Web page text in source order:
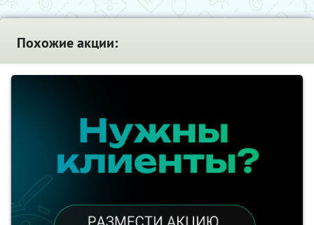
Похожие акции: